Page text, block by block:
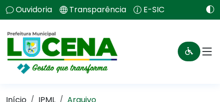
Ouvidoria Transparência E-SIC